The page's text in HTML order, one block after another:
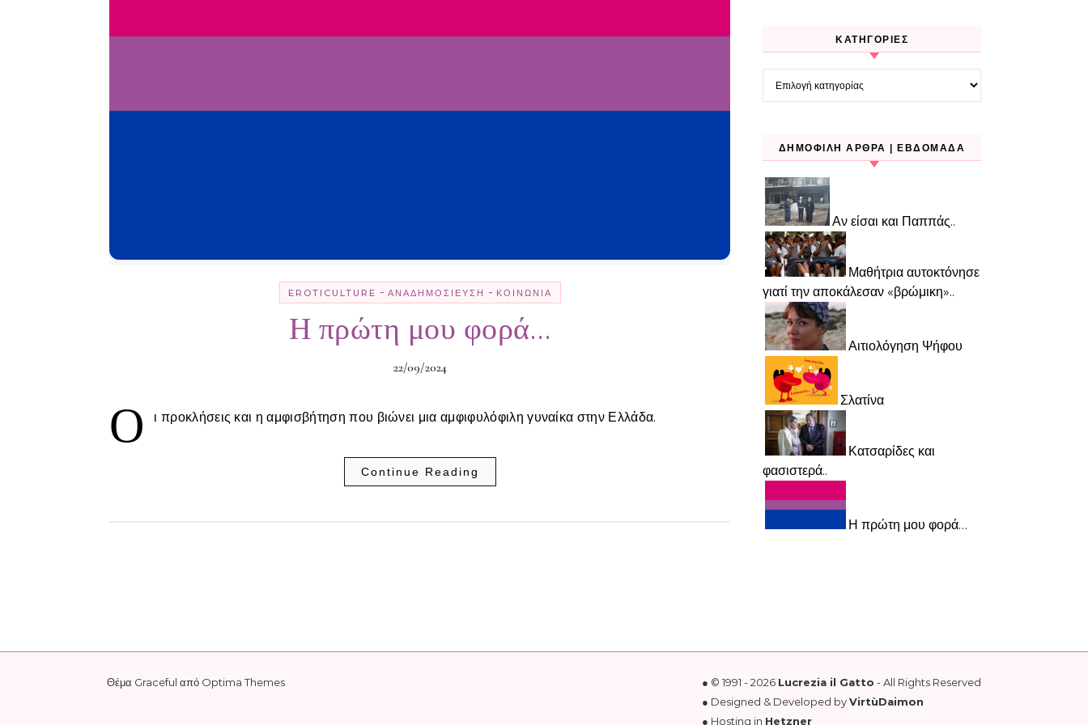
EROTICULTURE - ΑΝΑΔΗΜΟΣΊΕΥΣΗ - ΚΟΙΝΩΝΊΑ
Η πρώτη μου φορά…
22/09/2024
Ο ι προκλήσεις και η αμφισβήτηση που βιώνει μια αμφιφυλόφιλη γυναίκα στην Ελλάδα.
Continue Reading
KΑΤΗΓΟΡΊΕΣ
Kατηγορίες
ΔΗΜΟΦΙΛΉ ΆΡΘΡΑ | ΕΒΔΟΜΆΔΑ
Αν είσαι και Παππάς..
Μαθήτρια αυτοκτόνησε
γιατί την αποκάλεσαν «βρώμικη»..
Αιτιολόγηση Ψήφου
Σλατίνα
Κατσαρίδες και
φασιστερά..
Η πρώτη μου φορά…
● © 1991 - 2026 Lucrezia il Gatto - All Rights Reserved
● Designed & Developed byVirtùDaimon
● Hosting in Hetzner
Θέμα Graceful από Optima Themes